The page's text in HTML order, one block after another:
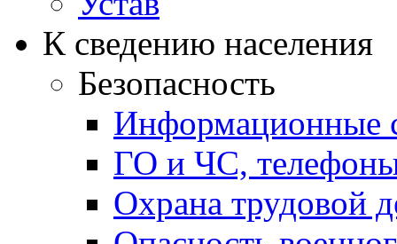
К сведению населения
Безопасность
Информационные
ГО и ЧС,
Охрана трудовой